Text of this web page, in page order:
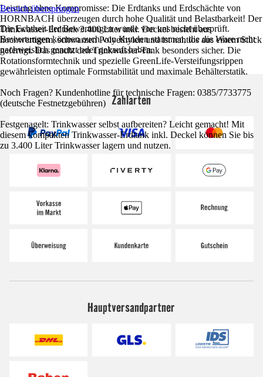
Leistung ohne Kompromisse: Die Erdtanks und Erdschächte von
HORNBACH überzeugen durch hohe Qualität und Belastbarkeit! Der
Trinkwasser-Erdtank 3.400 Liter inkl. Deckel besteht aus
hochwertigem, schwarzen Polyethylen und ist nahtlos aus einem Stück
gefertigt. Das macht den Trinkwasser-Tank besonders sicher. Die
Rotationsformtechnik und spezielle GreenLife-Versteifungsrippen
gewährleisten optimale Formstabilität und maximale Behälterstatik.
Noch Fragen? Kundenhotline für technische Fragen: 0385/7733775
(deutsche Festnetzgebühren)
Festgenagelt: Trinkwasser selbst aufbereiten? Leicht gemacht! Mit
diesem kompakten Trinkwasser-Erdtank inkl. Deckel können Sie bis
zu 3.400 Liter Trinkwasser lagern und nutzen.
Bereich überspringen
Die Echtheit der Bewertungen wurde von uns nicht überprüft.
Bewertungen können auch von Kunden stammen, die die Ware nicht
nachweislich genutzt oder gekauft haben.
Zahlarten
Hauptversandpartner